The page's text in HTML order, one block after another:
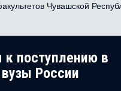
Чувашской
к поступлению в
России